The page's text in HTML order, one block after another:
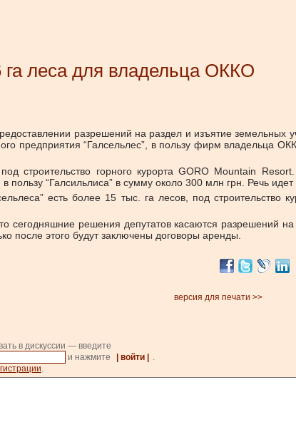
леса для владельца ОККО
разрешений на раздел и изъятие земельных
предприятия “Галсельлес”, в пользу фирм владельца
строительство горного курорта GORO Mountain
пользу “Галсильлиса” в сумму около 300 млн грн. Речь идет
есть более 15 тыс. га лесов, под
сегодняшние решения депутатов касаются разрешений на
после этого будут заключены договоры аренды.
версия для печати >>
в дискуссии — введите
и нажмите | войти |
.
.